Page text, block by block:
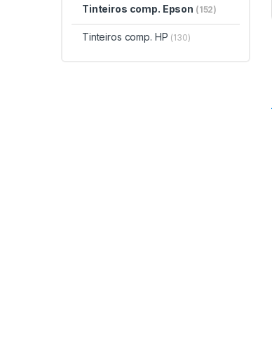
Tinteiros comp. Epson (152)
Tinteiros comp. HP (130)